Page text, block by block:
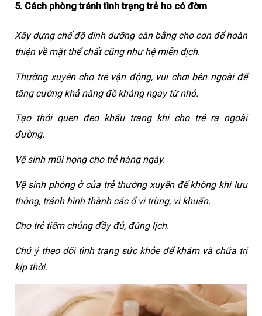
5. Cách phòng tránh tình trạng trẻ ho có đờm
Xây dựng chế độ dinh dưỡng cân bằng cho con để hoàn
thiện về mặt thể chất cũng như hệ miễn dịch.
Thường xuyên cho trẻ vận động, vui chơi bên ngoài để
tăng cường khả năng đề kháng ngay từ nhỏ.
Tạo thói quen đeo khẩu trang khi cho trẻ ra ngoài
đường.
Vệ sinh mũi họng cho trẻ hàng ngày.
Vệ sinh phòng ở của trẻ thường xuyên để không khí lưu
thông, tránh hình thành các ổ vi trùng, vi khuẩn.
Cho trẻ tiêm chủng đầy đủ, đúng lịch.
Chú ý theo dõi tình trạng sức khỏe để khám và chữa trị
kịp thời.